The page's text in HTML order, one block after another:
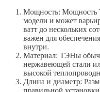
Мощность: Мощность
модели и может
ватт до нескольких
важен для
внутри.
Материал: ТЭНы
нержавеющей стали
высокой
Длина и диаметр:
правильной